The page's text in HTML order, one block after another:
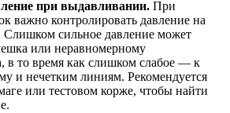
при выдавливании. При
важно контролировать давление на
сильное давление может
или неравномерному
в то время как слишком слабое — к
и нечетким линиям. Рекомендуется
или тестовом корже, чтобы найти